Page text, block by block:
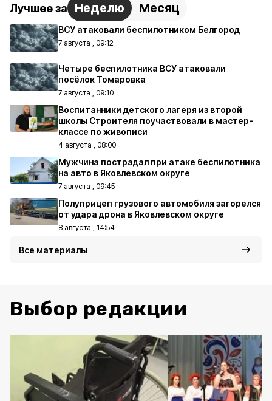
Лучшее за Неделю Месяц
ВСУ атаковали беспилотником Белгород
7 августа , 09:12
Четыре беспилотника ВСУ атаковали
посёлок Томаровка
7 августа , 09:10
Воспитанники детского лагеря из второй
школы Строителя поучаствовали в мастер-
классе по живописи
4 августа , 08:00
Мужчина пострадал при атаке беспилотника
на авто в Яковлевском округе
7 августа , 09:45
Полуприцеп грузового автомобиля загорелся
от удара дрона в Яковлевском округе
8 августа , 14:54
Все материалы
Выбор редакции